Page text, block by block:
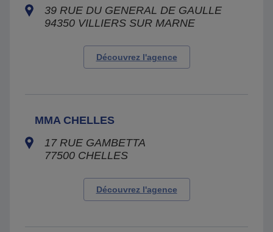
39 RUE DU GENERAL DE GAULLE
94350 VILLIERS SUR MARNE
Découvrez l'agence
MMA CHELLES
17 RUE GAMBETTA
77500 CHELLES
Découvrez l'agence